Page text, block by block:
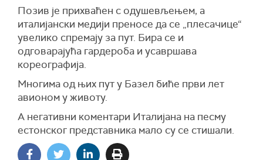
Позив је прихваћен с одушевљењем, а
италијански медији преносе да се „плесачице“
увелико спремају за пут. Бира се и
одговарајућа гардероба и усавршава
кореографија.
Многима од њих пут у Базел биће први лет
авионом у животу.
А негативни коментари Италијана на песму
естонског представника мало су се стишали.